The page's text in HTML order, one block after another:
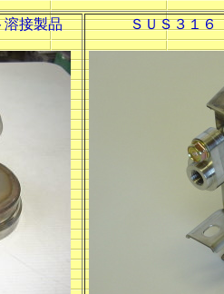
接製品 ＳＵＳ３１６